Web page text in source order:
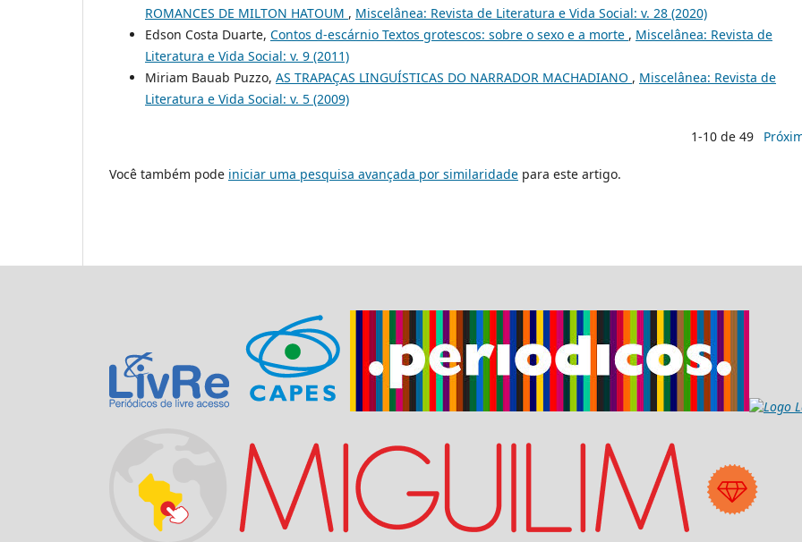
ROMANCES DE MILTON HATOUM , Miscelânea: Revista de Literatura e Vida Social: v. 28 (2020)
Edson Costa Duarte, Contos d-escárnio Textos grotescos: sobre o sexo e a morte , Miscelânea: Revista de
Literatura e Vida Social: v. 9 (2011)
Miriam Bauab Puzzo, AS TRAPAÇAS LINGUÍSTICAS DO NARRADOR MACHADIANO , Miscelânea: Revista de
Literatura e Vida Social: v. 5 (2009)
1-10 de 49
Você também pode iniciar uma pesquisa avançada por similaridade para este artigo.